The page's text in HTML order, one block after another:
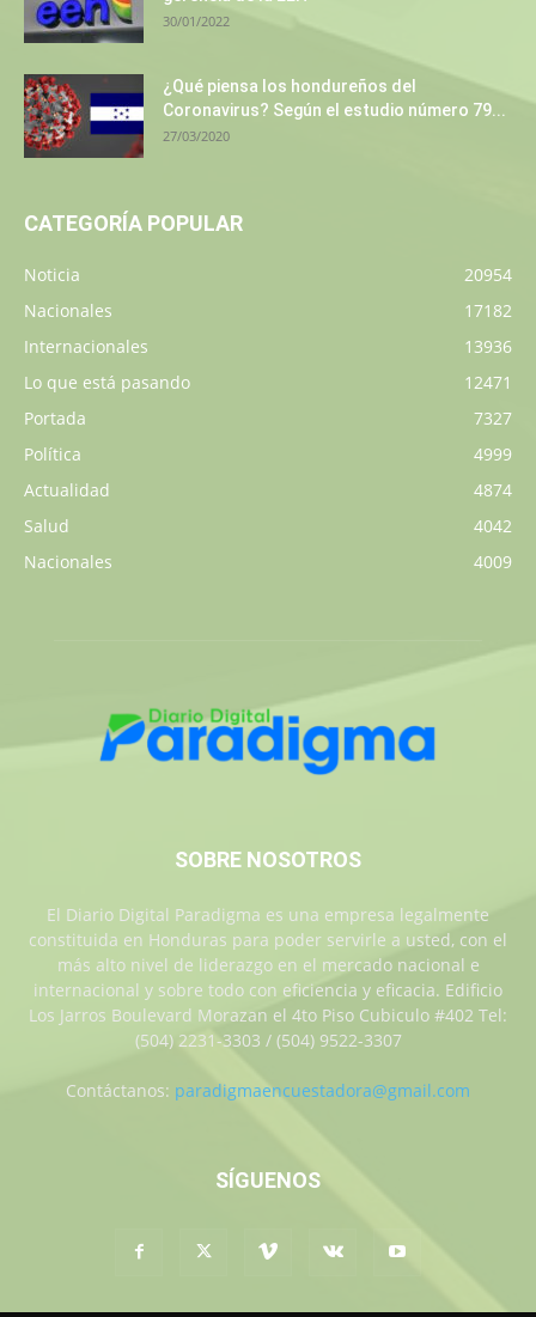
30/01/2022
¿Qué piensa los hondureños del
Coronavirus? Según el estudio número 79...
27/03/2020
CATEGORÍA POPULAR
Noticia
20954
Nacionales
17182
Internacionales
13936
Lo que está pasando
12471
Portada
7327
Política
4999
Actualidad
4874
Salud
4042
Nacionales
4009
SOBRE NOSOTROS
El Diario Digital Paradigma es una empresa legalmente
constituida en Honduras para poder servirle a usted, con el
más alto nivel de liderazgo en el mercado nacional e
internacional y sobre todo con eficiencia y eficacia. Edificio
Los Jarros Boulevard Morazan el 4to Piso Cubiculo #402 Tel:
(504) 2231-3303 / (504) 9522-3307
Contáctanos: paradigmaencuestadora@gmail.com
SÍGUENOS